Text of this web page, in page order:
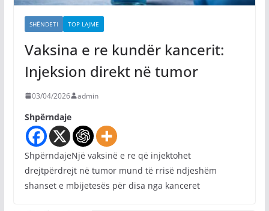
SHËNDETI TOP LAJME
Vaksina e re kundër kancerit:
Injeksion direkt në tumor
03/04/2026 admin
Shpërndaje
ShpërndajeNjë vaksinë e re që injektohet
drejtpërdrejt në tumor mund të rrisë ndjeshëm
shanset e mbijetesës për disa nga kanceret